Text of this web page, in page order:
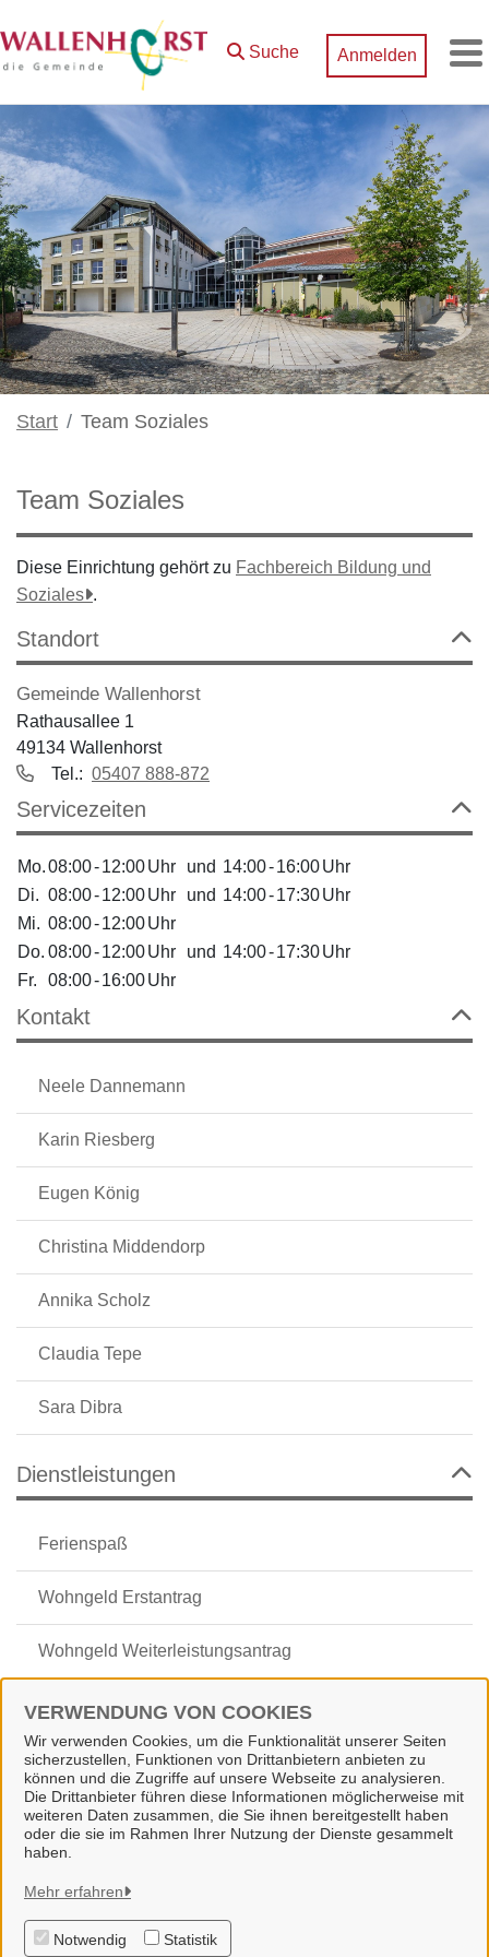
Zum Hauptinhalt springen
VERWENDUNG VON COOKIES
Wir verwenden Cookies, um die Funktionalität unserer Seiten
sicherzustellen, Funktionen von Drittanbietern anbieten zu
können und die Zugriffe auf unsere Webseite zu analysieren.
Die Drittanbieter führen diese Informationen möglicherweise mit
weiteren Daten zusammen, die Sie ihnen bereitgestellt haben
oder die sie im Rahmen Ihrer Nutzung der Dienste gesammelt
haben.
Mehr erfahren
Notwendig Statistik
Suche Anmelden
Start Team Soziales
Team Soziales
Diese Einrichtung gehört zu Fachbereich Bildung und
Soziales .
Standort
Gemeinde Wallenhorst
Rathausallee 1
49134 Wallenhorst
Tel.: 05407 888-872
Servicezeiten
Mo.08:00-12:00Uhr und 14:00-16:00Uhr
Di. 08:00-12:00Uhr und 14:00-17:30Uhr
Mi. 08:00-12:00Uhr
Do. 08:00-12:00Uhr und 14:00-17:30Uhr
Fr.
08:00-16:00Uhr
Kontakt
Neele Dannemann
Karin Riesberg
Eugen König
Christina Middendorp
Annika Scholz
Claudia Tepe
Sara Dibra
Dienstleistungen
Ferienspaß
Wohngeld Erstantrag
Wohngeld Weiterleistungsantrag
Wohngeld Änderungsmitteilung
Wohngeld Erhöhungsantrag
Gemeinde Wallenhorst
Alle Rechte vorbehalten